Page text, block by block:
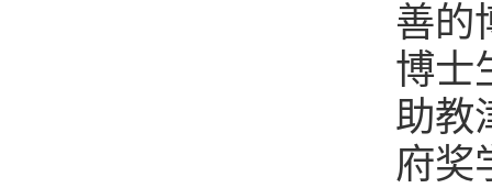
善的
博士
助教
府奖